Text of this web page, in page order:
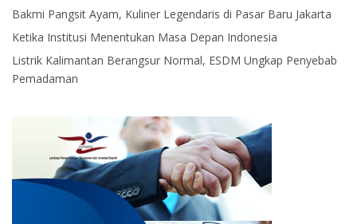
Bakmi Pangsit Ayam, Kuliner Legendaris di Pasar Baru Jakarta
Ketika Institusi Menentukan Masa Depan Indonesia
Listrik Kalimantan Berangsur Normal, ESDM Ungkap Penyebab
Pemadaman